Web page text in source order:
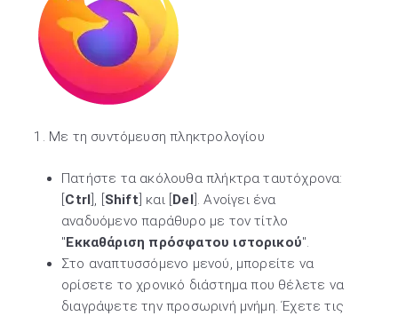
1. Με τη συντόμευση πληκτρολογίου
Πατήστε τα ακόλουθα πλήκτρα ταυτόχρονα:
Ctrl ], [ Shift ] και [ Del
]. Ανοίγει ένα
αναδυόμενο παράθυρο με τον τίτλο
" Εκκαθάριση πρόσφατου ιστορικού".
Στο αναπτυσσόμενο μενού, μπορείτε να
ορίσετε το χρονικό διάστημα που θέλετε να
διαγράψετε την προσωρινή μνήμη. Έχετε τις